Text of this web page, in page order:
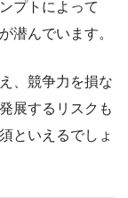
プトによって
潜んでいます。
、競争力を損な
展するリスクも
といえるでしょ